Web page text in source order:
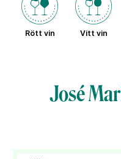
Rött vin Vitt vin
José